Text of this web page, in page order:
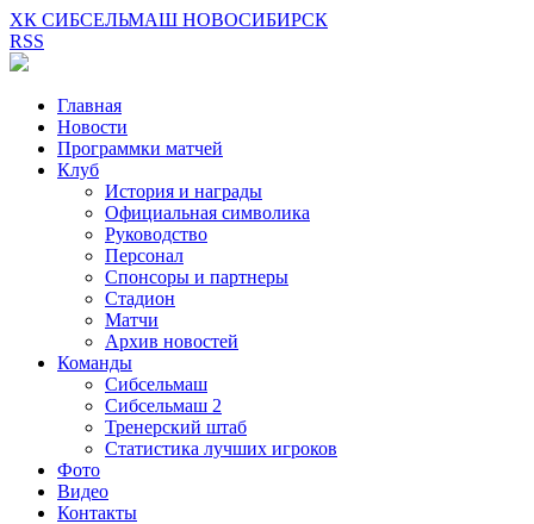
ХК СИБСЕЛЬМАШ НОВОСИБИРСК
RSS
Главная
Новости
Программки матчей
Клуб
История и награды
Официальная символика
Руководство
Персонал
Спонсоры и партнеры
Стадион
Матчи
Архив новостей
Команды
Сибсельмаш
Сибсельмаш 2
Тренерский штаб
Статистика лучших игроков
Фото
Видео
Контакты